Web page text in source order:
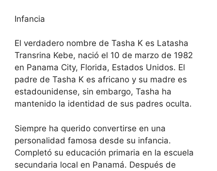
Infancia
El verdadero nombre de Tasha K es Latasha
Transrina Kebe, nació el 10 de marzo de 1982
en Panama City, Florida, Estados Unidos. El
padre de Tasha K es africano y su madre es
estadounidense, sin embargo, Tasha ha
mantenido la identidad de sus padres oculta.
Siempre ha querido convertirse en una
personalidad famosa desde su infancia.
Completó su educación primaria en la escuela
secundaria local en Panamá. Después de